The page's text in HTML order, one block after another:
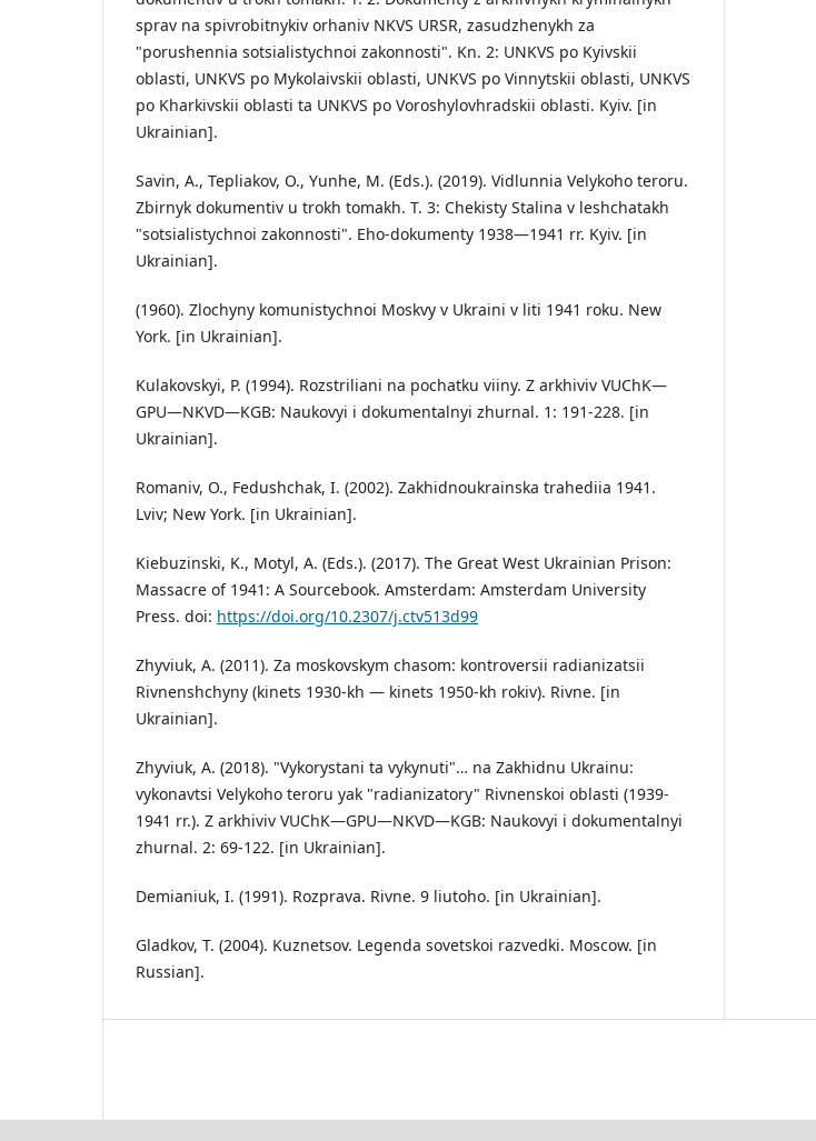
sprav na spivrobitnykiv orhaniv NKVS URSR, zasudzhenykh za
"porushennia sotsialistychnoi zakonnosti". Kn. 2: UNKVS po Kyivskii
oblasti, UNKVS po Mykolaivskii oblasti, UNKVS po Vinnytskii oblasti, UNKVS
po Kharkivskii oblasti ta UNKVS po Voroshylovhradskii oblasti. Kyiv. [in
Ukrainian].
Savin, A., Tepliakov, O., Yunhe, M. (Eds.). (2019). Vidlunnia Velykoho teroru.
Zbirnyk dokumentiv u trokh tomakh. T. 3: Chekisty Stalina v leshchatakh
"sotsialistychnoi zakonnosti". Eho-dokumenty 1938—1941 rr. Kyiv. [in
Ukrainian].
(1960). Zlochyny komunistychnoi Moskvy v Ukraini v liti 1941 roku. New
York. [in Ukrainian].
Kulakovskyi, P. (1994). Rozstriliani na pochatku viiny. Z arkhiviv VUChK—
GPU—NKVD—KGB: Naukovyi i dokumentalnyi zhurnal. 1: 191-228. [in
Ukrainian].
Romaniv, O., Fedushchak, I. (2002). Zakhidnoukrainska trahediia 1941.
Lviv; New York. [in Ukrainian].
Kiebuzinski, K., Motyl, A. (Eds.). (2017). The Great West Ukrainian Prison:
Massacre of 1941: A Sourcebook. Amsterdam: Amsterdam University
Press. doi: https://doi.org/10.2307/j.ctv513d99
Zhyviuk, A. (2011). Za moskovskym chasom: kontroversii radianizatsii
Rivnenshchyny (kinets 1930-kh — kinets 1950-kh rokiv). Rivne. [in
Ukrainian].
Zhyviuk, A. (2018). "Vykorystani ta vykynuti"… na Zakhidnu Ukrainu:
vykonavtsi Velykoho teroru yak "radianizatory" Rivnenskoi oblasti (1939-
1941 rr.). Z arkhiviv VUChK—GPU—NKVD—KGB: Naukovyi i dokumentalnyi
zhurnal. 2: 69-122. [in Ukrainian].
Demianiuk, I. (1991). Rozprava. Rivne. 9 liutoho. [in Ukrainian].
Gladkov, T. (2004). Kuznetsov. Legenda sovetskoi razvedki. Moscow. [in
Russian].